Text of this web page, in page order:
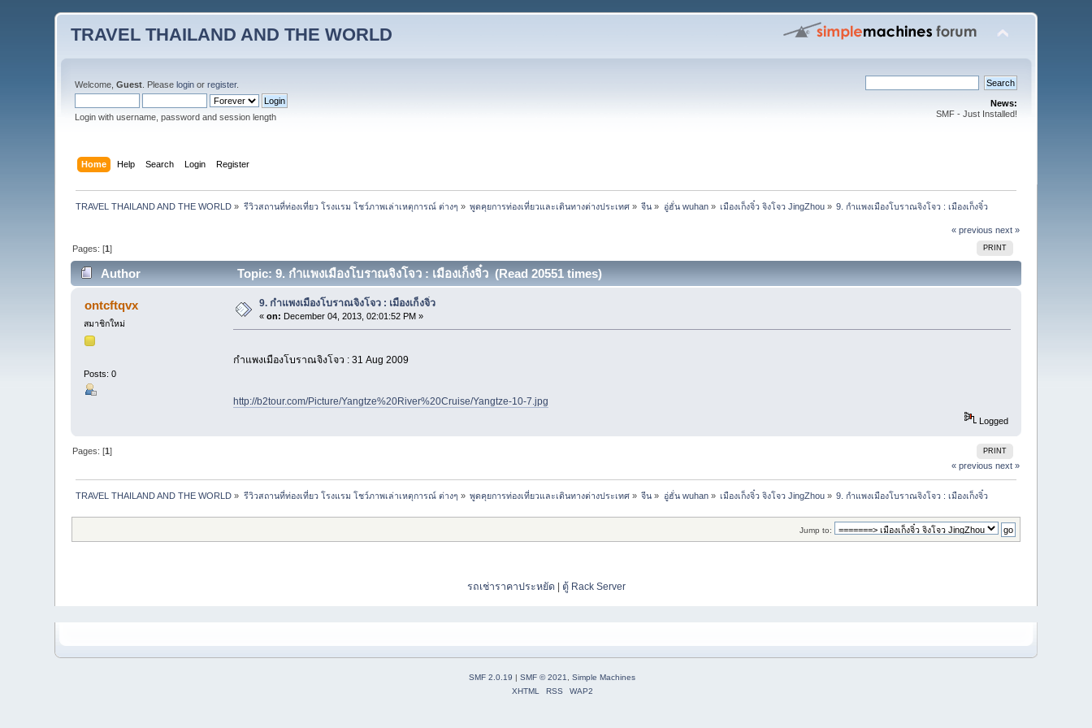
TRAVEL THAILAND AND THE WORLD
Welcome,Guest . Pleaselogin orregister.
Login with username, password and session length
News:
SMF - Just Installed!
Home Help Search Login Register
TRAVEL THAILAND AND THE WORLD » รีวิวสถานที่ท่องเที่ยว โรงแรม โชว์ภาพเล่าเหตุการณ์ ต่างๆ » พูดคุยการท่องเที่ยวและเดินทางต่างประเทศ » จีน » อู่ฮั่น wuhan» เมืองเก็งจิ๋ว จิงโจว JingZhou » 9. กำแพงเมืองโบราณจิงโจว : เมืองเก็งจิ๋ว
« previous next »
PRINT
Pages: [1]
Author Topic: 9. กำแพงเมืองโบราณจิงโจว : เมืองเก็งจิ๋ว (Read 20551 times)
ontcftqvx
สมาชิกใหม่
Posts: 0
9. กำแพงเมืองโบราณจิงโจว : เมืองเก็งจิ๋ว
«on: December 04, 2013, 02:01:52 PM »
กำแพงเมืองโบราณจิงโจว : 31 Aug 2009
http://b2tour.com/Picture/Yangtze%20River%20Cruise/Yangtze-10-7.jpg
Logged
PRINT
Pages: [1]
« previous next »
TRAVEL THAILAND AND THE WORLD » รีวิวสถานที่ท่องเที่ยว โรงแรม โชว์ภาพเล่าเหตุการณ์ ต่างๆ » พูดคุยการท่องเที่ยวและเดินทางต่างประเทศ » จีน » อู่ฮั่น wuhan» เมืองเก็งจิ๋ว จิงโจว JingZhou » 9. กำแพงเมืองโบราณจิงโจว : เมืองเก็งจิ๋ว
Jump to:
รถเช่าราคาประหยัด ตู้ Rack Server
SMF 2.0.19 SMF © 2021, Simple Machines
XHTML
RSS WAP2